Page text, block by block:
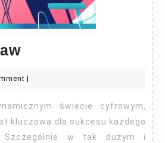
SEO
kluczowa dla sukcesu każdego
Szczególnie w tak dużym i